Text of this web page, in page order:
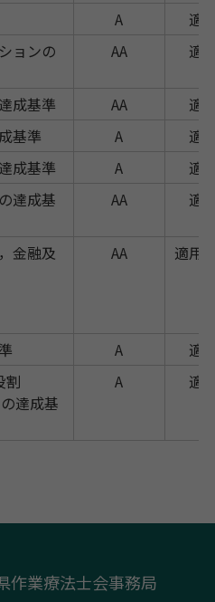
A
適
ョンの
AA 適
成基準 AA
適
基準
A
適
成基準
A
適
達成基
AA 適
金融及
AA 適用
A
適
割
達成基
A 適
作業療法士会事務局